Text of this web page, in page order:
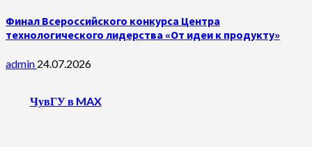
Финал Всероссийского конкурса Центра
технологического лидерства «От идеи к продукту»
admin 24.07.2026
ЧувГУ в MAX